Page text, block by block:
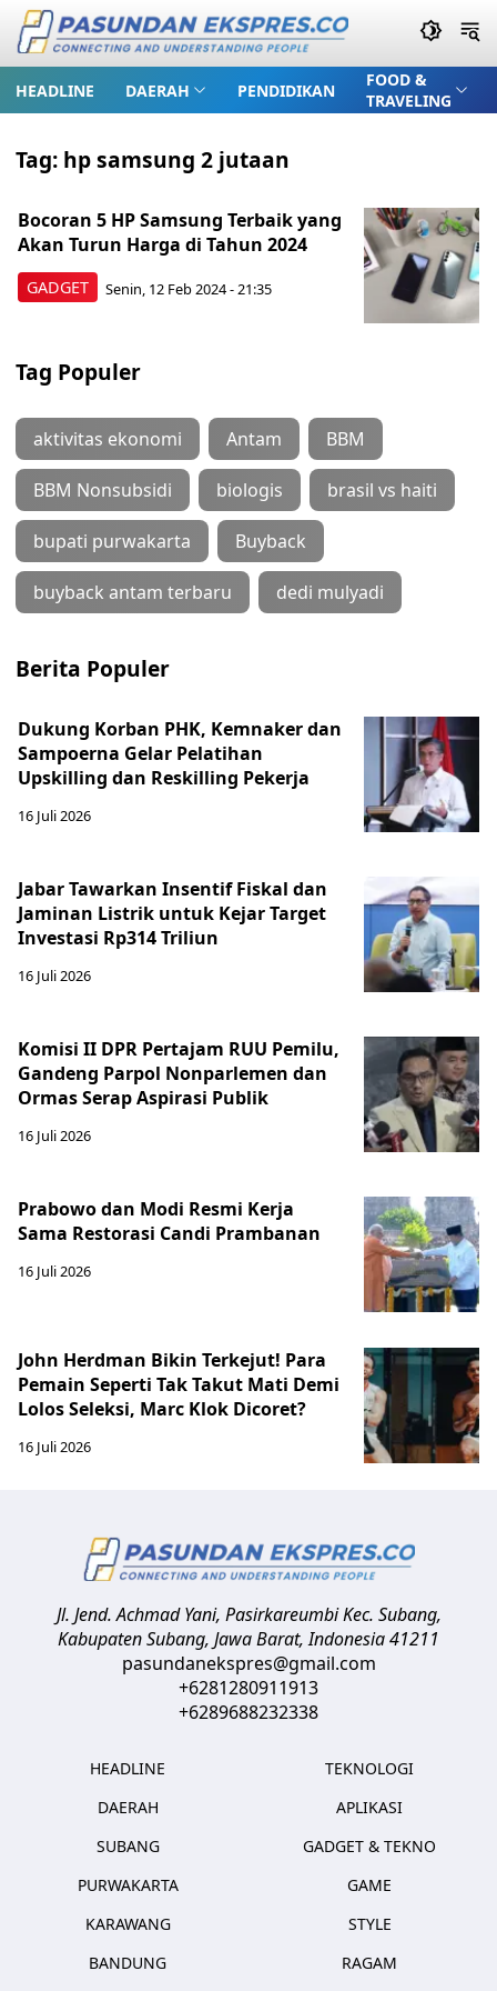
HEADLINE DAERAH PENDIDIKAN
FOOD &
TRAVELING
Tag: hp samsung 2 jutaan
GADGET
Bocoran 5 HP Samsung Terbaik yang
Akan Turun Harga di Tahun 2024
Senin, 12 Feb 2024 - 21:35
Tag Populer
aktivitas ekonomi Antam BBM
BBM Nonsubsidi biologis brasil vs haiti
bupati purwakarta Buyback
buyback antam terbaru dedi mulyadi
Berita Populer
Dukung Korban PHK, Kemnaker dan
Sampoerna Gelar Pelatihan
Upskilling dan Reskilling Pekerja
16 Juli 2026
Jabar Tawarkan Insentif Fiskal dan
Jaminan Listrik untuk Kejar Target
Investasi Rp314 Triliun
16 Juli 2026
Komisi II DPR Pertajam RUU Pemilu,
Gandeng Parpol Nonparlemen dan
Ormas Serap Aspirasi Publik
16 Juli 2026
Prabowo dan Modi Resmi Kerja
Sama Restorasi Candi Prambanan
16 Juli 2026
John Herdman Bikin Terkejut! Para
Pemain Seperti Tak Takut Mati Demi
Lolos Seleksi, Marc Klok Dicoret?
16 Juli 2026
Jl. Jend. Achmad Yani, Pasirkareumbi Kec. Subang,
Kabupaten Subang, Jawa Barat,Indonesia41211
pasundanekspres@gmail.com
+6281280911913
+6289688232338
HEADLINE
DAERAH
SUBANG
PURWAKARTA
KARAWANG
BANDUNG
TEKNOLOGI
APLIKASI
GADGET & TEKNO
GAME
STYLE
RAGAM